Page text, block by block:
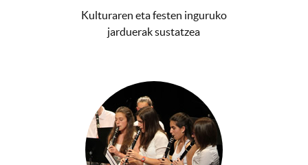
Kulturaren eta festen inguruko
jarduerak sustatzea